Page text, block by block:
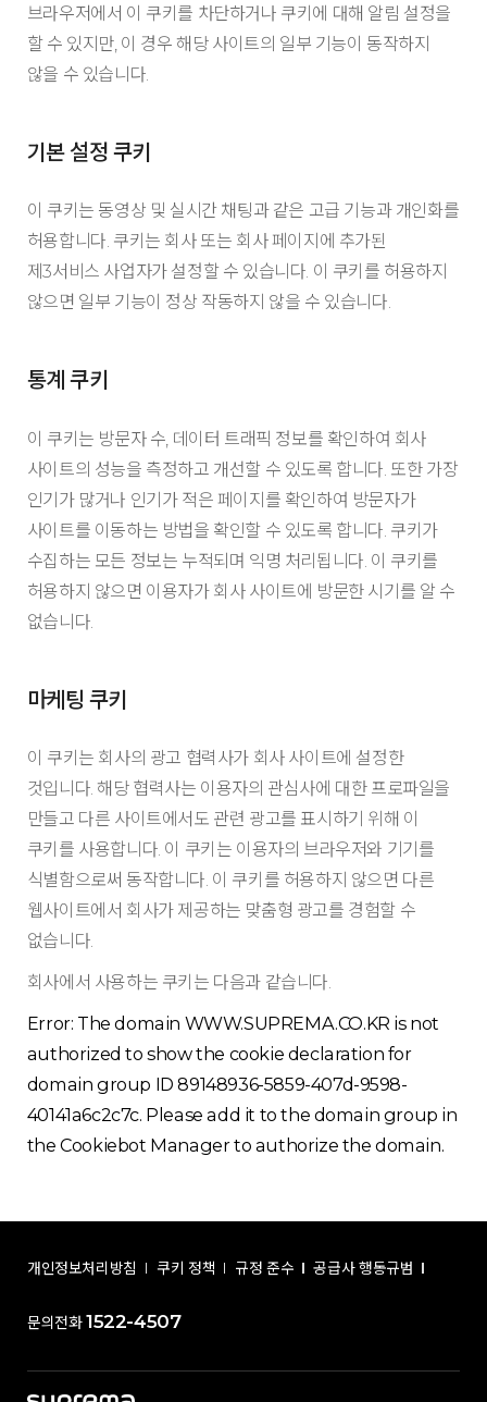
브라우저에서 이 쿠키를 차단하거나 쿠키에 대해 알림 설정을
할 수 있지만, 이 경우 해당 사이트의 일부 기능이 동작하지
않을 수 있습니다.
기본 설정 쿠키
이 쿠키는 동영상 및 실시간 채팅과 같은 고급 기능과 개인화를
허용합니다. 쿠키는 회사 또는 회사 페이지에 추가된
제3서비스 사업자가 설정할 수 있습니다. 이 쿠키를 허용하지
않으면 일부 기능이 정상 작동하지 않을 수 있습니다.
통계 쿠키
이 쿠키는 방문자 수, 데이터 트래픽 정보를 확인하여 회사
사이트의 성능을 측정하고 개선할 수 있도록 합니다. 또한 가장
인기가 많거나 인기가 적은 페이지를 확인하여 방문자가
사이트를 이동하는 방법을 확인할 수 있도록 합니다. 쿠키가
수집하는 모든 정보는 누적되며 익명 처리됩니다. 이 쿠키를
허용하지 않으면 이용자가 회사 사이트에 방문한 시기를 알 수
없습니다.
마케팅 쿠키
이 쿠키는 회사의 광고 협력사가 회사 사이트에 설정한
것입니다. 해당 협력사는 이용자의 관심사에 대한 프로파일을
만들고 다른 사이트에서도 관련 광고를 표시하기 위해 이
쿠키를 사용합니다. 이 쿠키는 이용자의 브라우저와 기기를
식별함으로써 동작합니다. 이 쿠키를 허용하지 않으면 다른
웹사이트에서 회사가 제공하는 맞춤형 광고를 경험할 수
없습니다.
회사에서 사용하는 쿠키는 다음과 같습니다.
Error: The domain WWW.SUPREMA.CO.KR is not
authorized to show the cookie declaration for
domain group ID 89148936-5859-407d-9598-
40141a6c2c7c. Please add it to the domain group in
the Cookiebot Manager to authorize the domain.
개인정보처리방침 쿠키 정책 규정 준수 공급사 행동규범
문의전화 1522-4507